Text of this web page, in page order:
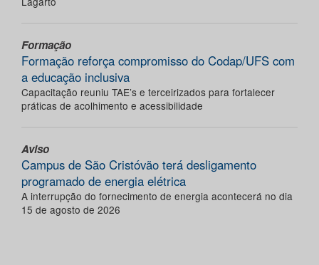
Formação
Formação reforça compromisso do Codap/UFS com
a educação inclusiva
Capacitação reuniu TAE’s e terceirizados para fortalecer
práticas de acolhimento e acessibilidade
Aviso
Campus de São Cristóvão terá desligamento
programado de energia elétrica
A interrupção do fornecimento de energia acontecerá no dia
15 de agosto de 2026